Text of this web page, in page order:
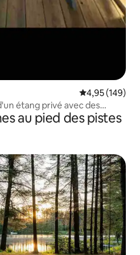
Évaluation
4,95 (149)
étang privé avec des
au pied des pistes